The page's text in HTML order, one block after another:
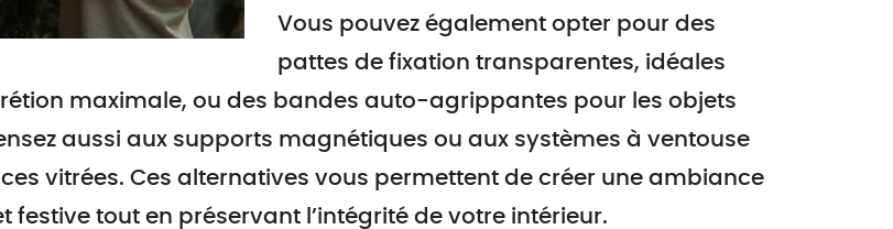
Vous pouvez également opter pour des
pattes de fixation transparentes, idéales
maximale, ou des bandes auto-agrippantes pour les objets
aussi aux supports magnétiques ou aux systèmes à ventouse
vitrées. Ces alternatives vous permettent de créer une ambiance
festive tout en préservant l’intégrité de votre intérieur.